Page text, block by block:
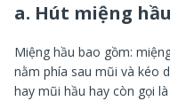
a. Hút miệng
Miệng hầu bao gồm:
nằm phía sau mũi và kéo
hay mũi hầu hay còn gọi